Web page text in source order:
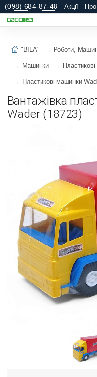
(098) 684-87-48 Акції
"BILA" Роботи,
Машинки
Пластикові машинки
Вантажівка
Wader (18723)